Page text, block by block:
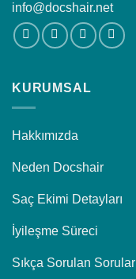
info@docshair.net
KURUMSAL
Hakkımızda
Neden Docshair
Saç Ekimi Detayları
İyileşme Süreci
Sıkça Sorulan Sorular